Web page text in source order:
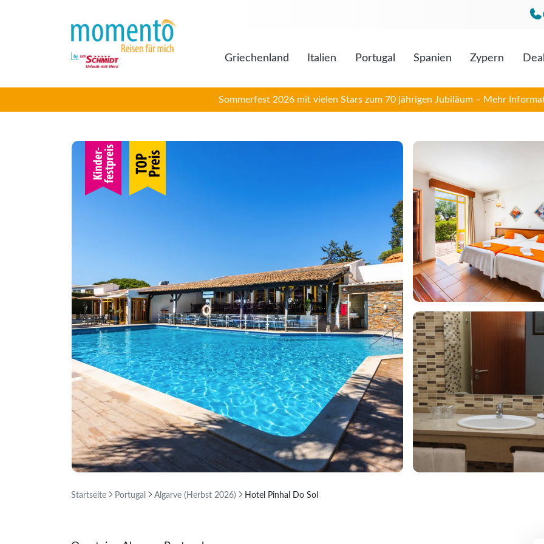
Mo. bis
Griechenland Italien Portugal Spanien Zypern
Sommerfest 2026 mit vielen Stars zum 70 jährigen Jubiläum – Mehr
Startseite Portugal Algarve (Herbst 2026) Hotel Pinhal Do Sol